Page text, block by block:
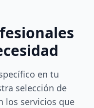
en tu
selección de
los servicios que